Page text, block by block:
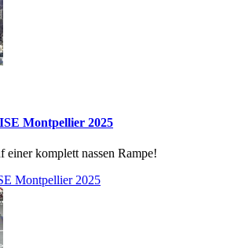
Montpellier 2025
einer komplett nassen Rampe!
Montpellier 2025